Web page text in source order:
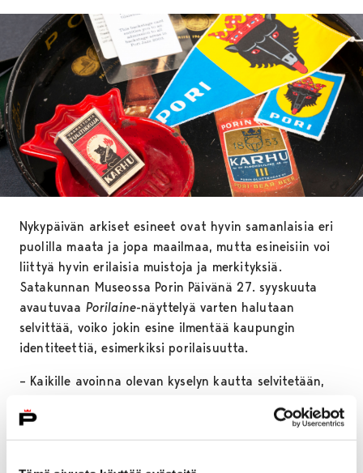
Nykypäivän arkiset esineet ovat hyvin samanlaisia eri
puolilla maata ja jopa maailmaa, mutta esineisiin voi
liittyä hyvin erilaisia muistoja ja merkityksiä.
Satakunnan Museossa Porin Päivänä 27. syyskuuta
avautuvaa Porilaine-näyttelyä varten halutaan
selvittää, voiko jokin esine ilmentää kaupungin
identiteettiä, esimerkiksi porilaisuutta.
– Kaikille avoinna olevan kyselyn kautta selvitetään,
Toivomme sekä Porissa asuvien, että muiden Pori-
kytköksiä omaavien kertovan omista porilaisista